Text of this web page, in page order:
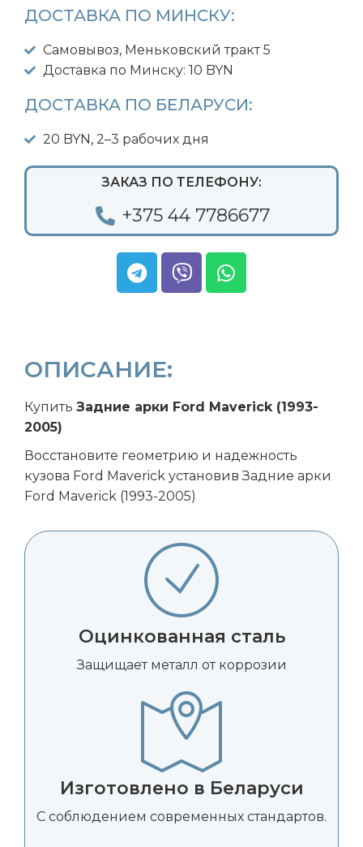
ДОСТАВКА ПО МИНСКУ:
Самовывоз, Меньковский тракт 5
Доставка по Минску: 10 BYN
ДОСТАВКА ПО БЕЛАРУСИ:
20 BYN, 2–3 рабочих дня
ЗАКАЗ ПО ТЕЛЕФОНУ:
+375 44 7786677
ОПИСАНИЕ:
Купить Задние арки Ford Maverick (1993-
2005)
Восстановите геометрию и надежность
кузова Ford Maverick установив Задние арки
Ford Maverick (1993-2005)
Оцинкованная сталь
Защищает металл от коррозии
Изготовлено в Беларуси
С соблюдением современных стандартов.